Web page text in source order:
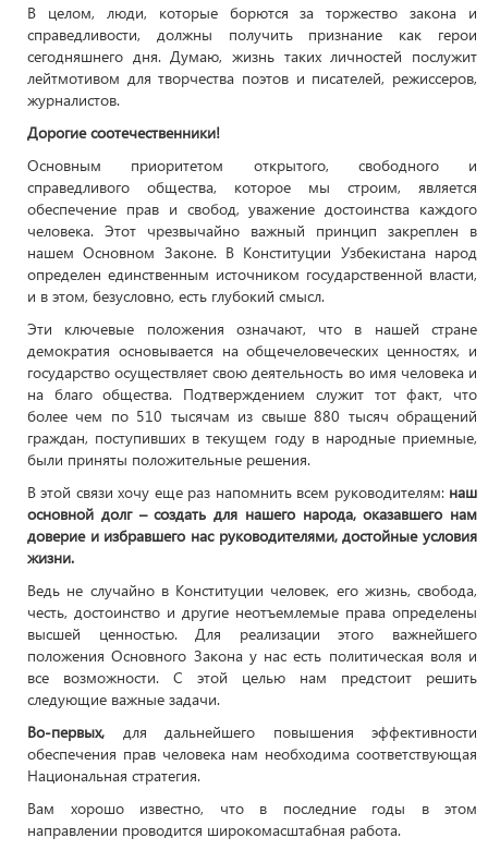
В целом, люди, которые борются за торжество закона и
справедливости, должны получить признание как герои
сегодняшнего дня. Думаю, жизнь таких личностей послужит
лейтмотивом для творчества поэтов и писателей, режиссеров,
журналистов.
Дорогие соотечественники!
Основным приоритетом открытого, свободного и
справедливого общества, которое мы строим, является
обеспечение прав и свобод, уважение достоинства каждого
человека. Этот чрезвычайно важный принцип закреплен в
нашем Основном Законе. В Конституции Узбекистана народ
определен единственным источником государственной власти,
и в этом, безусловно, есть глубокий смысл.
Эти ключевые положения означают, что в нашей стране
демократия основывается на общечеловеческих ценностях, и
государство осуществляет свою деятельность во имя человека и
на благо общества. Подтверждением служит тот факт, что
более чем по 510 тысячам из свыше 880 тысяч обращений
граждан, поступивших в текущем году в народные приемные,
были приняты положительные решения.
В этой связи хочу еще раз напомнить всем руководителям: наш
основной долг – создать для нашего народа, оказавшего нам
доверие и избравшего нас руководителями, достойные условия
жизни.
Ведь не случайно в Конституции человек, его жизнь, свобода,
честь, достоинство и другие неотъемлемые права определены
высшей ценностью. Для реализации этого важнейшего
положения Основного Закона у нас есть политическая воля и
все возможности. С этой целью нам предстоит решить
следующие важные задачи.
Во-первых, для дальнейшего повышения эффективности
обеспечения прав человека нам необходима соответствующая
Национальная стратегия.
Вам хорошо известно, что в последние годы в этом
направлении проводится широкомасштабная работа.